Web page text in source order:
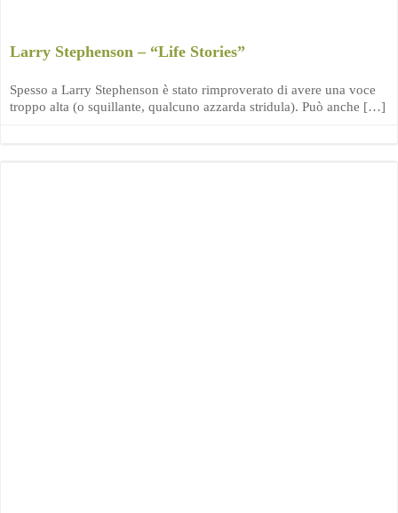
Larry Stephenson – “Life Stories”
Spesso a Larry Stephenson è stato rimproverato di avere una voce
troppo alta (o squillante, qualcuno azzarda stridula). Può anche […]